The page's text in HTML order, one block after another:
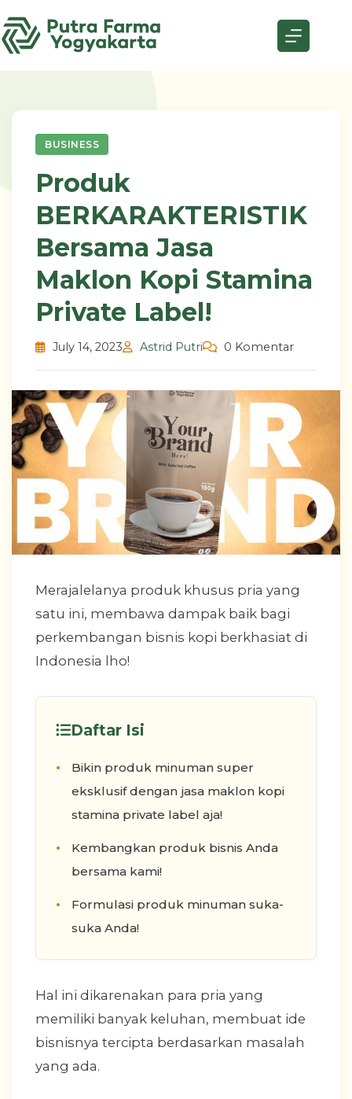
to
content
BUSINESS
Produk
BERKARAKTERISTIK
Bersama Jasa
Maklon Kopi Stamina
Private Label!
July 14, 2023 Astrid Putri 0 Komentar
Merajalelanya produk khusus pria yang
satu ini, membawa dampak baik bagi
perkembangan bisnis kopi berkhasiat di
Indonesia lho!
Daftar Isi
Bikin produk minuman super
eksklusif dengan jasa maklon kopi
stamina private label aja!
Kembangkan produk bisnis Anda
bersama kami!
Formulasi produk minuman suka-
suka Anda!
Hal ini dikarenakan para pria yang
memiliki banyak keluhan, membuat ide
bisnisnya tercipta berdasarkan masalah
yang ada.